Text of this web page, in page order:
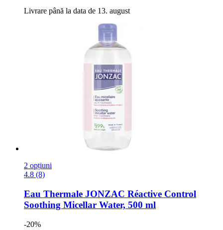
Livrare până la data de 13. august
2 opțiuni
4.8 (8)
Eau Thermale JONZAC Réactive Control
Soothing Micellar Water, 500 ml
-20%